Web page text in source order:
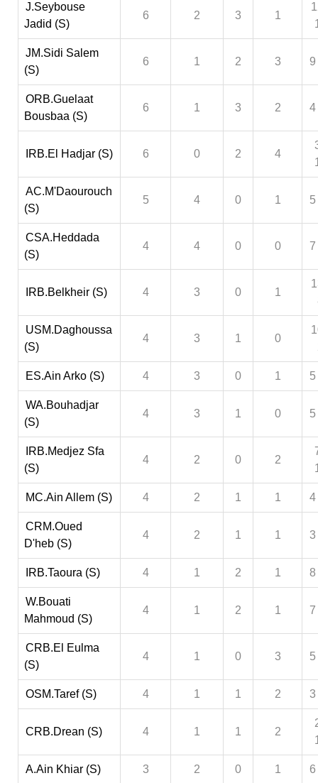
J.Seybouse
Jadid (S)
6 2 3 1
JM.Sidi Salem
(S)
6 1 2 3 9
ORB.Guelaat
Bousbaa (S)
6 1 3 2 4
IRB.El Hadjar (S) 6 0 2 4
AC.M'Daourouch
(S)
5 4 0 1 5
CSA.Heddada
(S)
4 4 0 0 7
IRB.Belkheir (S) 4 3 0 1
USM.Daghoussa
(S)
4 3 1 0
ES.Ain Arko (S) 4 3 0 1 5
WA.Bouhadjar
(S)
4 3 1 0 5
IRB.Medjez Sfa
(S)
4 2 0 2
MC.Ain Allem (S) 4 2 1 1 4
CRM.Oued
D'heb (S)
4 2 1 1 3
IRB.Taoura (S) 4 1 2 1 8
W.Bouati
Mahmoud (S)
4 1 2 1 7
CRB.El Eulma
(S)
4 1 0 3 5
OSM.Taref (S) 4 1 1 2 3
CRB.Drean (S) 4 1 1 2
A.Ain Khiar (S) 3 2 0 1 6